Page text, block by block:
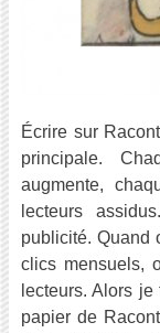
Écrire sur
principale.
augmente,
lecteurs
publicité. Quand
clics mensuels,
lecteurs. Alors
papier de